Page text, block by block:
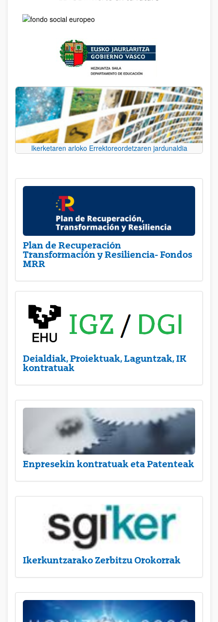
Ikerketaren arloko Errektoreordetzaren jardunaldia
Plan de Recuperación
Transformación y Resiliencia- Fondos
MRR
Deialdiak, Proiektuak, Laguntzak, IK
kontratuak
Enpresekin kontratuak eta Patenteak
Ikerkuntzarako Zerbitzu Orokorrak